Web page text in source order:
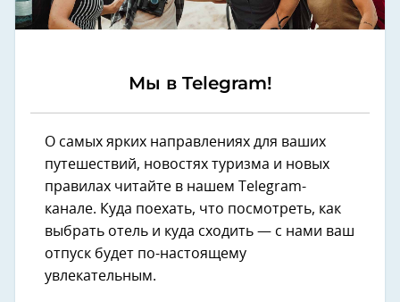
Мы в Telegram!
О самых ярких направлениях для ваших
путешествий, новостях туризма и новых
правилах читайте в нашем Telegram-
канале. Куда поехать, что посмотреть, как
выбрать отель и куда сходить — с нами ваш
отпуск будет по-настоящему
увлекательным.